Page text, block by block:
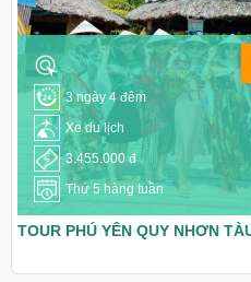
3 ngày 4 đêm
Xe du lịch
3.455.000 đ
Thứ 5 hàng tuần
TOUR PHÚ YÊN QUY NHƠN